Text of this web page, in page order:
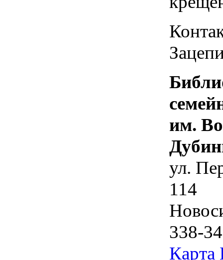
им.
ул.
114
338-
Карта